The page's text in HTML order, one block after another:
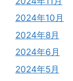
2024年10月
2024年8月
2024年6月
2024年5月